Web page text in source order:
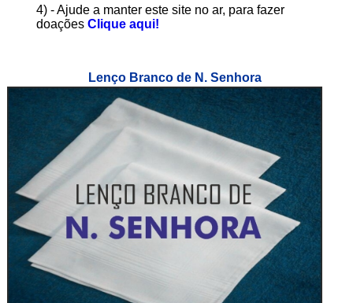
4) - Ajude a manter este site no ar, para fazer
doações Clique aqui!
Lenço Branco de N. Senhora